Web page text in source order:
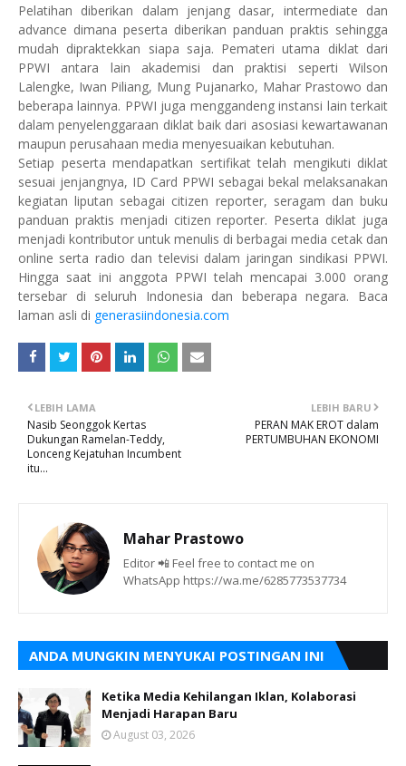
Pelatihan diberikan dalam jenjang dasar, intermediate dan
advance dimana peserta diberikan panduan praktis sehingga
mudah dipraktekkan siapa saja. Pemateri utama diklat dari
PPWI antara lain akademisi dan praktisi seperti Wilson
Lalengke, Iwan Piliang, Mung Pujanarko, Mahar Prastowo dan
beberapa lainnya. PPWI juga menggandeng instansi lain terkait
dalam penyelenggaraan diklat baik dari asosiasi kewartawanan
maupun perusahaan media menyesuaikan kebutuhan.
Setiap peserta mendapatkan sertifikat telah mengikuti diklat
sesuai jenjangnya, ID Card PPWI sebagai bekal melaksanakan
kegiatan liputan sebagai citizen reporter, seragam dan buku
panduan praktis menjadi citizen reporter. Peserta diklat juga
menjadi kontributor untuk menulis di berbagai media cetak dan
online serta radio dan televisi dalam jaringan sindikasi PPWI.
Hingga saat ini anggota PPWI telah mencapai 3.000 orang
tersebar di seluruh Indonesia dan beberapa negara. Baca
laman asli di generasiindonesia.com
LEBIH BARU
PERAN MAK EROT dalam
PERTUMBUHAN EKONOMI
LEBIH LAMA
Nasib Seonggok Kertas
Dukungan Ramelan-Teddy,
Lonceng Kejatuhan Incumbent
itu...
Mahar Prastowo
Editor 📲 Feel free to contact me on
WhatsApp https://wa.me/6285773537734
ANDA MUNGKIN MENYUKAI POSTINGAN INI
Ketika Media Kehilangan Iklan, Kolaborasi
Menjadi Harapan Baru
August 03, 2026